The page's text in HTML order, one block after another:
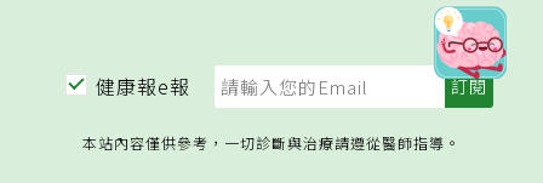
健康報e報
本站內容僅供參考，一切診斷與治療請遵從醫師指導。